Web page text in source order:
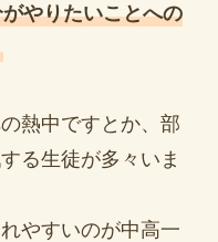
やりたいことへの
熱中ですとか、部
る生徒が多々いま
やすいのが中高一